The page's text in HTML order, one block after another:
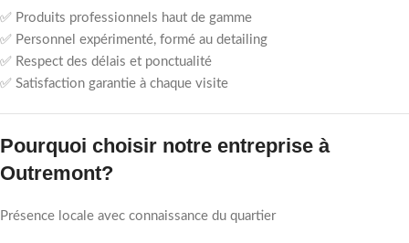
✅ Produits professionnels haut de gamme
✅ Personnel expérimenté, formé au detailing
✅ Respect des délais et ponctualité
✅ Satisfaction garantie à chaque visite
Pourquoi choisir notre entreprise à
Outremont?
Présence locale avec connaissance du quartier